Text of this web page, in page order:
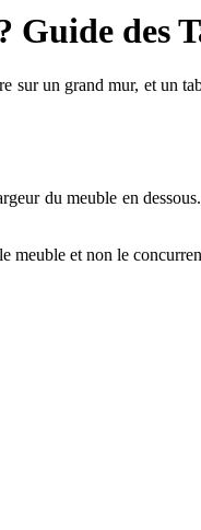
Guide des
un grand mur, et un
du meuble en
meuble et non le